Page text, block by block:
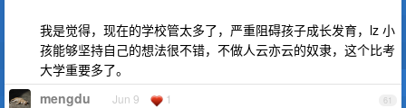
我是觉得，现在的学校管太多了，严重阻碍孩子成长发育，lz 小
孩能够坚持自己的想法很不错，不做人云亦云的奴隶，这个比考
大学重要多了。
61
mengdu Jun 9 1